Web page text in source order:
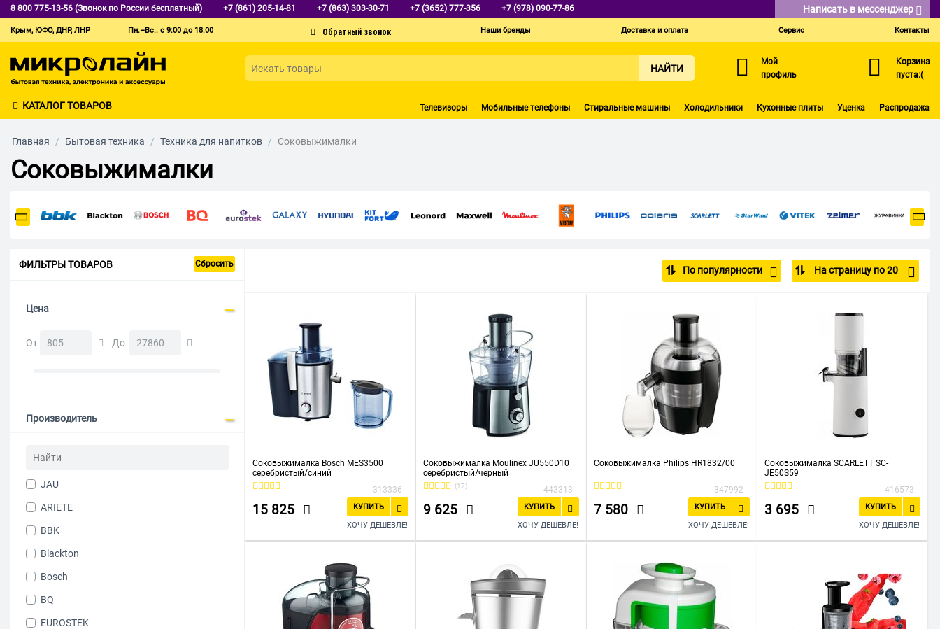
8 800 775-13-56 (Звонок по России бесплатный) +7 (861) 205-14-81 +7 (863) 303-30-71 +7 (3652) 777-356 +7 (978) 090-77-86 Написать в мессенджер
Крым, ЮФО, ДНР, ЛНР Пн.–Вс.: с 9:00 до 18:00 Наши бренды Доставка и оплата Сервис Контакты
НАЙТИ
Мой
профиль
Корзина
пуста:(
КАТАЛОГ ТОВАРОВ Телевизоры Мобильные телефоны Стиральные машины Холодильники Кухонные плиты Уценка Распродажа
Главная / Бытовая техника / Техника для напитков / Соковыжималки
Соковыжималки
ФИЛЬТРЫ ТОВАРОВ Сбросить
Цена
От До
Производитель
JAU
ARIETE
BBK
Blackton
Bosch
BQ
EUROSTEK
По популярности На страницу по 20
Соковыжималка Bosch MES3500
серебристый/синий
313336
15 825
КУПИТЬ
ХОЧУ ДЕШЕВЛЕ!
Соковыжималка Moulinex JU550D10
серебристый/черный
(17) 443313
9 625
КУПИТЬ
ХОЧУ ДЕШЕВЛЕ!
Соковыжималка Philips HR1832/00
347992
7 580
КУПИТЬ
ХОЧУ ДЕШЕВЛЕ!
Соковыжималка SCARLETT SC-
JE50S59
416573
3 695
КУПИТЬ
ХОЧУ ДЕШЕВЛЕ!